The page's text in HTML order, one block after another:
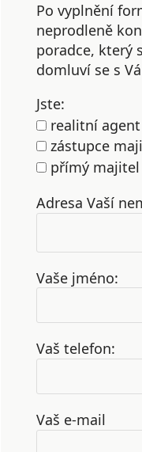
Po vyplnění
neprodleně
poradce, který
domluví se s
Jste:
realitní agent
zástupce
přímý majitel
Adresa Vaší
Vaše jméno:
Vaš telefon:
Vaš e-mail